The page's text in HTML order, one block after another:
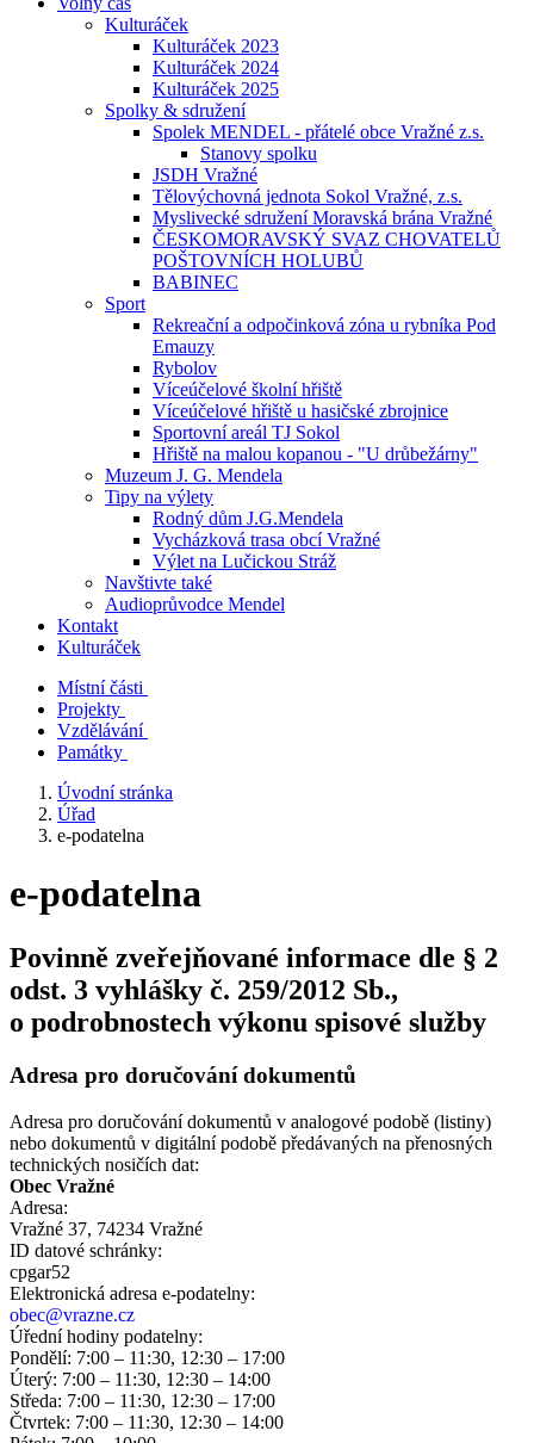
Kulturáček
Kulturáček 2023
Kulturáček 2024
Kulturáček 2025
Spolky & sdružení
Spolek MENDEL - přátelé obce Vražné z.s.
Stanovy spolku
JSDH Vražné
Tělovýchovná jednota Sokol Vražné, z.s.
Myslivecké sdružení Moravská brána Vražné
ČESKOMORAVSKÝ SVAZ CHOVATELŮ
POŠTOVNÍCH HOLUBŮ
BABINEC
Sport
Rekreační a odpočinková zóna u rybníka Pod
Emauzy
Rybolov
Víceúčelové školní hřiště
Víceúčelové hřiště u hasičské zbrojnice
Sportovní areál TJ Sokol
Hřiště na malou kopanou - "U drůbežárny"
Muzeum J. G. Mendela
Tipy na výlety
Rodný dům J.G.Mendela
Vycházková trasa obcí Vražné
Výlet na Lučickou Stráž
Navštivte také
Audioprůvodce Mendel
Kontakt
Kulturáček
Místní části
Projekty
Vzdělávání
Památky
Úvodní stránka
Úřad
e-podatelna
e-podatelna
Povinně zveřejňované informace dle § 2
odst. 3 vyhlášky č. 259/2012 Sb.,
o podrobnostech výkonu spisové služby
Adresa pro doručování dokumentů
Adresa pro doručování dokumentů v analogové podobě (listiny)
nebo dokumentů v digitální podobě předávaných na přenosných
technických nosičích dat:
Obec Vražné
Adresa:
Vražné 37, 74234 Vražné
ID datové schránky:
cpgar52
Elektronická adresa e‑podatelny:
obec@vrazne.cz
Úřední hodiny podatelny:
Pondělí: 7:00 – 11:30, 12:30 – 17:00
Úterý: 7:00 – 11:30, 12:30 – 14:00
Středa: 7:00 – 11:30, 12:30 – 17:00
Čtvrtek: 7:00 – 11:30, 12:30 – 14:00